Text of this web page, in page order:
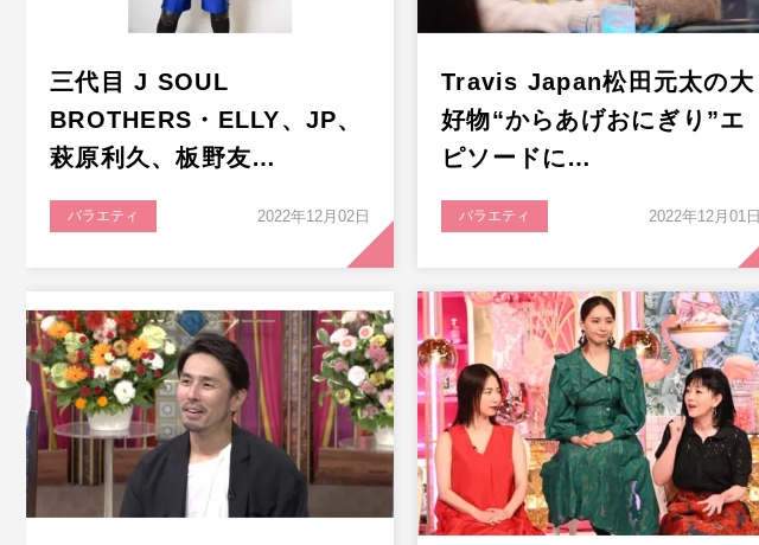
三代目 J SOUL
BROTHERS・ELLY、JP、
萩原利久、板野友…
バラエティ 2022年12月02日
Travis Japan松田元太の大
好物“からあげおにぎり”エ
ピソードに…
バラエティ 2022年12月01日